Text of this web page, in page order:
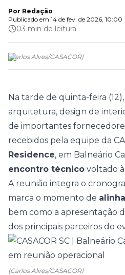
Por Redação
Publicado em 14 de fev. de 2026, 10:00
03 min de leitura
(Carlos Alves/CASACOR)
Na tarde de quinta-feira
arquitetura, design de
de importantes
recebidos pela equipe da
Residence, em Balneário
encontro técnico voltado
A reunião integra o
marca o momento de
bem como a apresentação
dos principais parceiros do
(Carlos Alves/CASACOR)